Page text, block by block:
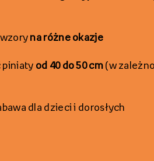
na różne okazje
piniaty od 40 do 50 cm(w
dla dzieci i dorosłych